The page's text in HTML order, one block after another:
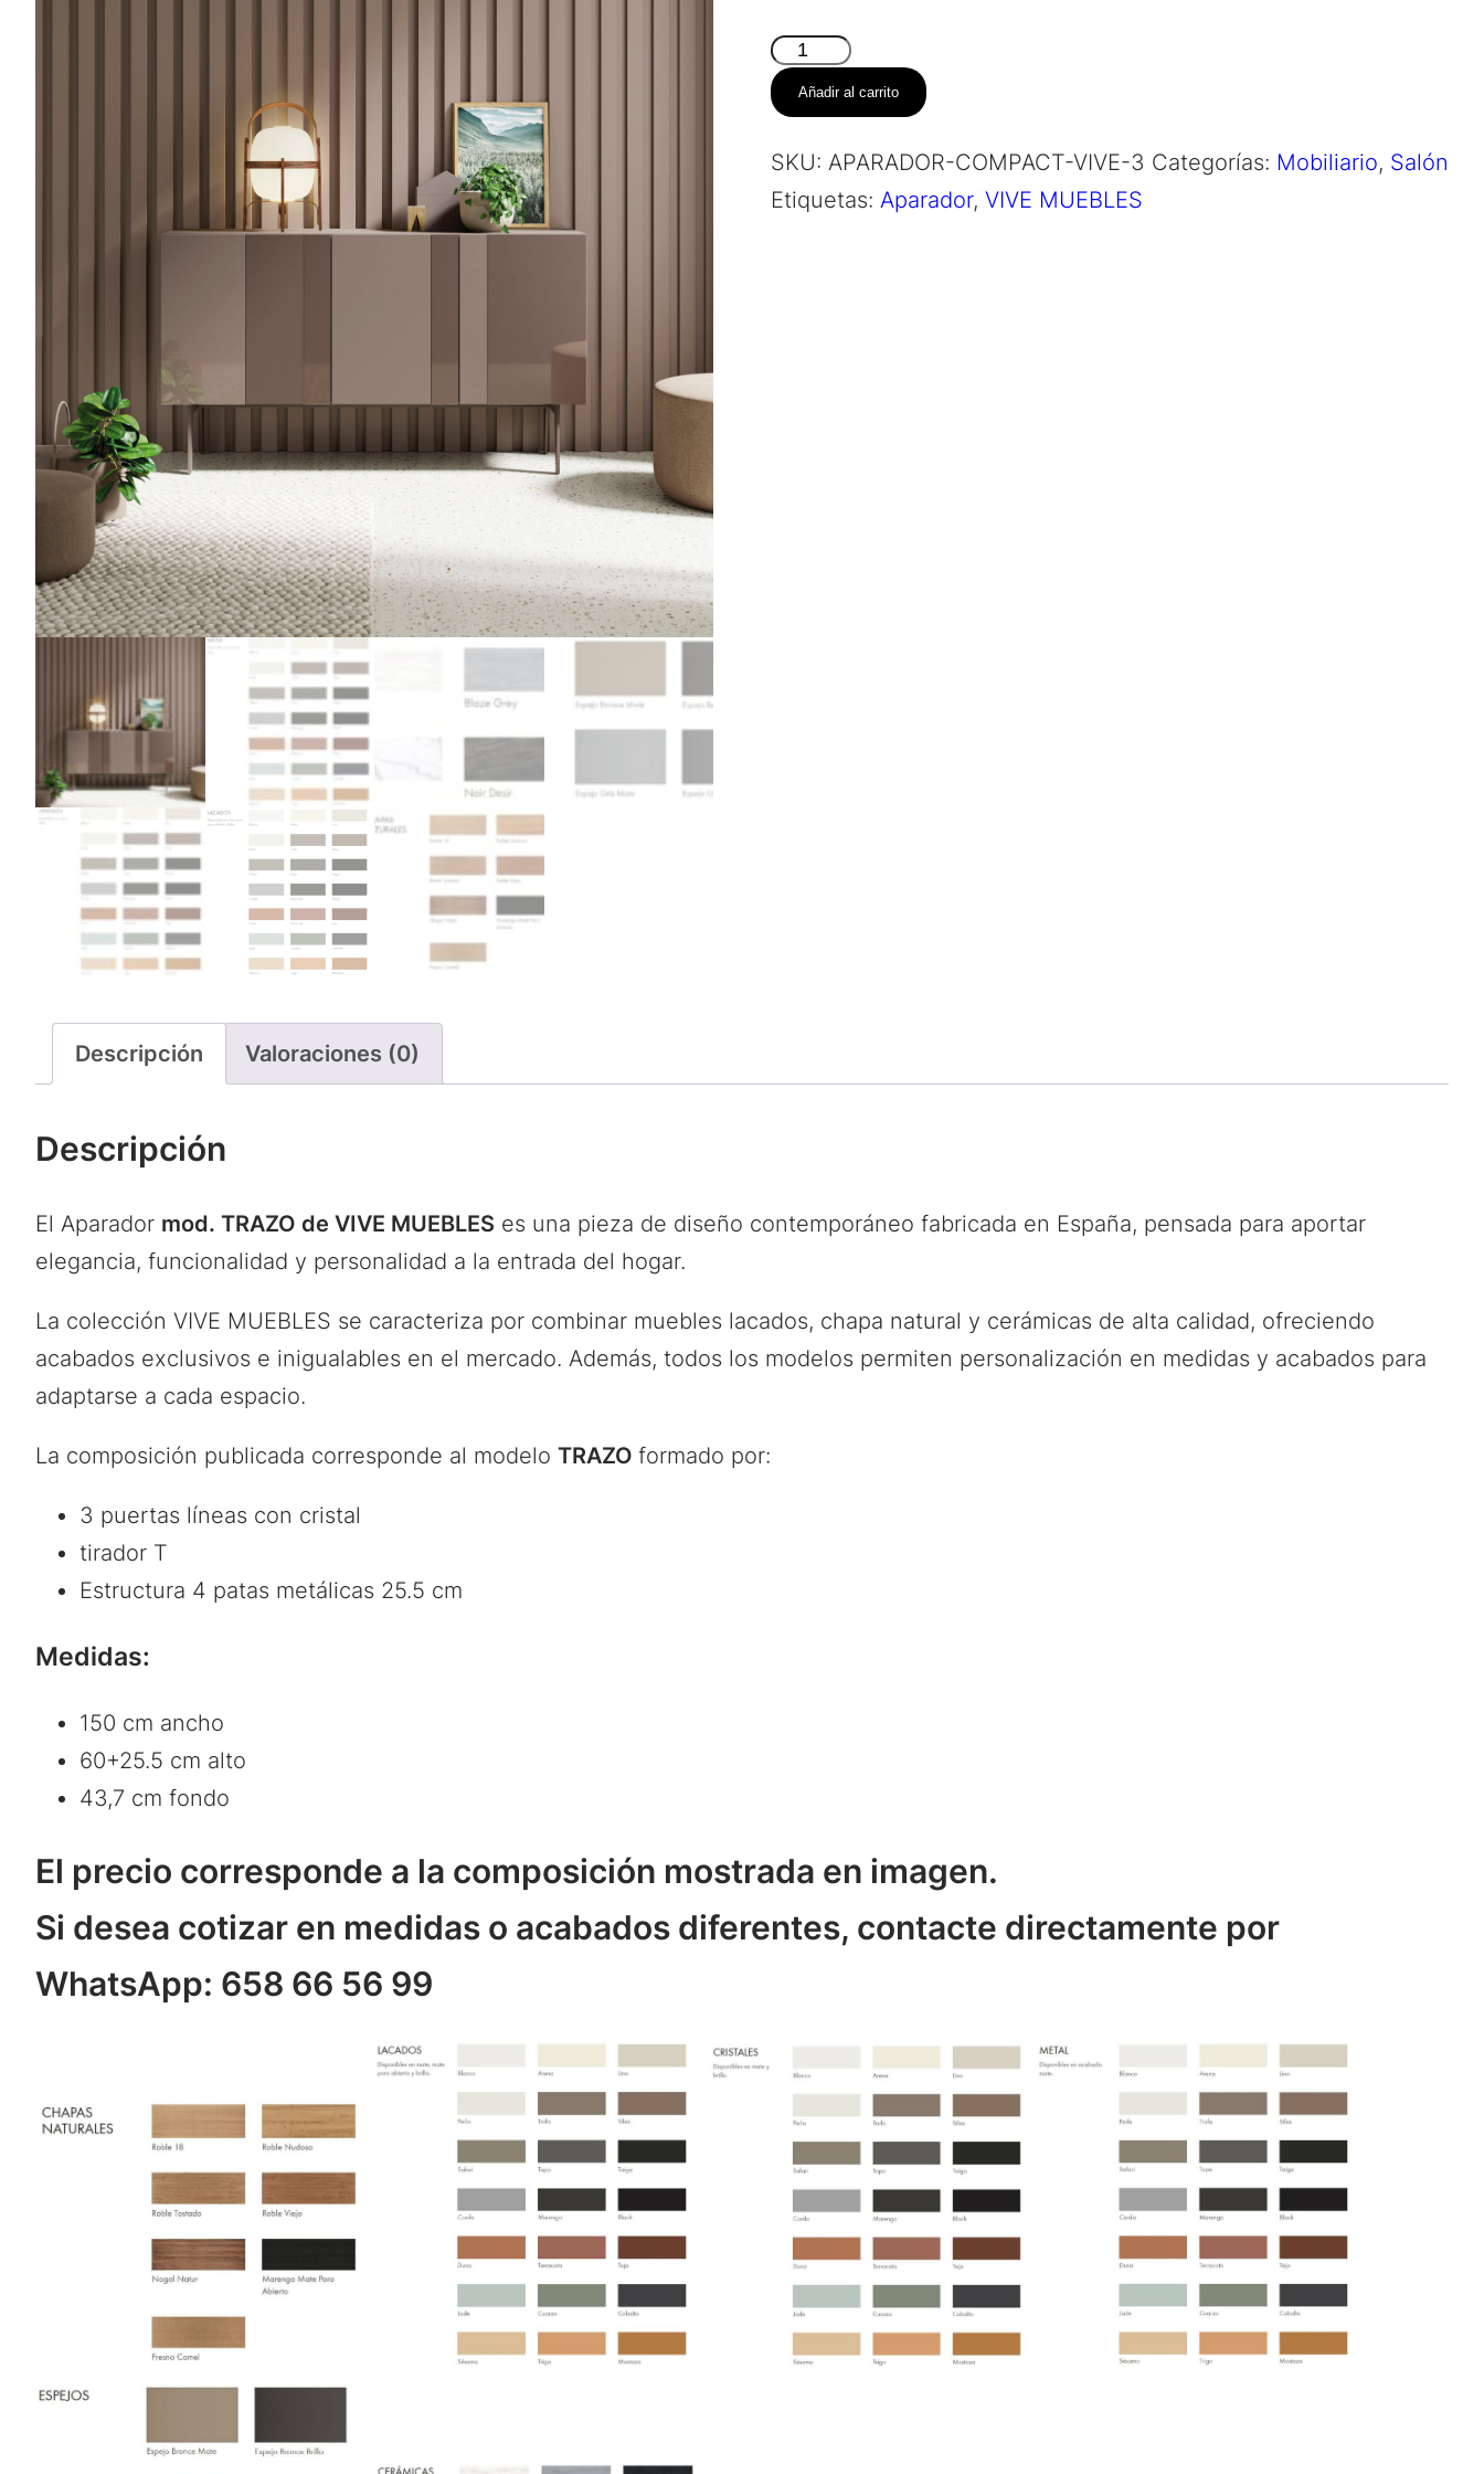
Aparador
Compacto
–
Trazo
cantidad
Añadir al carrito
SKU: APARADOR-COMPACT-VIVE-3 Categorías: Mobiliario, Salón
Etiquetas: Aparador, VIVE MUEBLES
Descripción Valoraciones (0)
Descripción
El Aparador mod. TRAZO de VIVE MUEBLES es una pieza de diseño contemporáneo fabricada en España, pensada para aportar
elegancia, funcionalidad y personalidad a la entrada del hogar.
La colección VIVE MUEBLES se caracteriza por combinar muebles lacados, chapa natural y cerámicas de alta calidad, ofreciendo
acabados exclusivos e inigualables en el mercado. Además, todos los modelos permiten personalización en medidas y acabados para
adaptarse a cada espacio.
La composición publicada corresponde al modelo TRAZO formado por:
3 puertas líneas con cristal
tirador T
Estructura 4 patas metálicas 25.5 cm
Medidas:
150 cm ancho
60+25.5 cm alto
43,7 cm fondo
El precio corresponde a la composición mostrada en imagen.
Si desea cotizar en medidas o acabados diferentes, contacte directamente por
WhatsApp: 658 66 56 99